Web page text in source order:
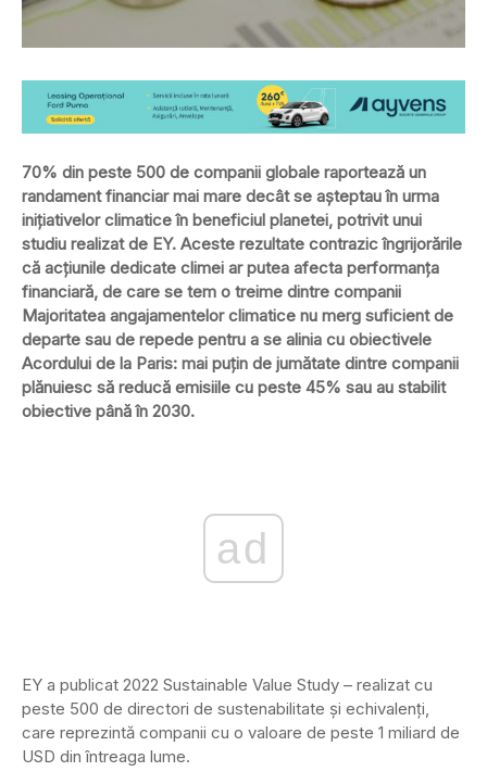
70% din peste 500 de companii globale raportează un
randament financiar mai mare decât se așteptau în urma
inițiativelor climatice în beneficiul planetei, potrivit unui
studiu realizat de EY. Aceste rezultate contrazic îngrijorările
că acțiunile dedicate climei ar putea afecta performanța
financiară, de care se tem o treime dintre companii
Majoritatea angajamentelor climatice nu merg suficient de
departe sau de repede pentru a se alinia cu obiectivele
Acordului de la Paris: mai puțin de jumătate dintre companii
plănuiesc să reducă emisiile cu peste 45% sau au stabilit
obiective până în 2030.
ad
EY a publicat 2022 Sustainable Value Study – realizat cu
peste 500 de directori de sustenabilitate și echivalenți,
care reprezintă companii cu o valoare de peste 1 miliard de
USD din întreaga lume.